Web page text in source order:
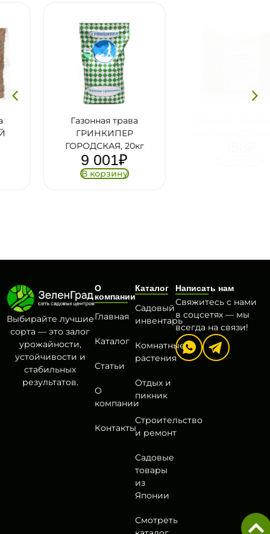
Газонная трава
ГРИНКИПЕР
ГОРОДСКАЯ, 20кг
9 001₽
В корзину
Выбирайте лучшие
сорта — это залог
урожайности,
устойчивости и
стабильных
результатов.
О
компании
Главная
Каталог
Статьи
О
компании
Контакты
Каталог
Садовый
инвентарь
Комнатные
растения
Отдых и
пикник
Строительство
и ремонт
Садовые
товары
из
Японии
Смотреть
Написать нам
Свяжитесь с нами
в соцсетях — мы
всегда на связи!